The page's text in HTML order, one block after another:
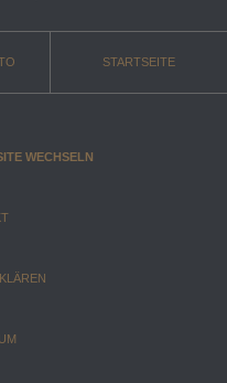
STARTSEITE
WECHSELN